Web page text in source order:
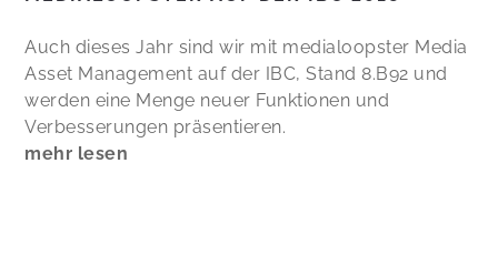
Auch dieses Jahr sind wir mit medialoopster Media
Asset Management auf der IBC, Stand 8.B92 und
werden eine Menge neuer Funktionen und
Verbesserungen präsentieren.
mehr lesen